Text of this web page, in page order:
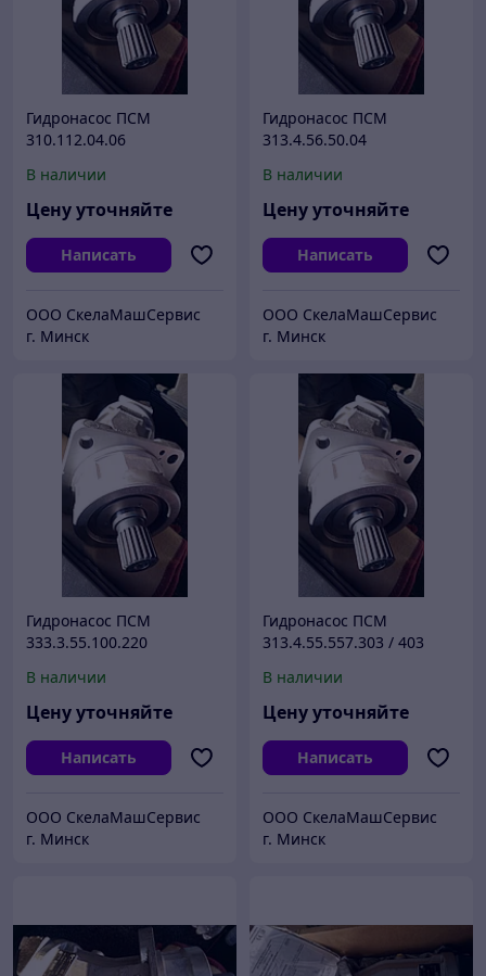
Гидронасос ПСМ
310.112.04.06
В наличии
Цену уточняйте
Написать
ООО СкелаМашСервис
г. Минск
Гидронасос ПСМ
313.4.56.50.04
В наличии
Цену уточняйте
Написать
ООО СкелаМашСервис
г. Минск
Гидронасос ПСМ
333.3.55.100.220
В наличии
Цену уточняйте
Написать
ООО СкелаМашСервис
г. Минск
Гидронасос ПСМ
313.4.55.557.303 / 403
В наличии
Цену уточняйте
Написать
ООО СкелаМашСервис
г. Минск